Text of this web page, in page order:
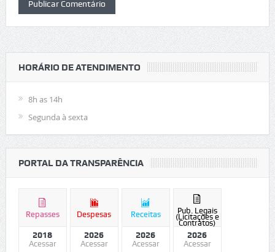
HORÁRIO DE ATENDIMENTO
8h as 14h
Segunda à sexta
PORTAL DA TRANSPARÊNCIA
Repasses
2018
Acessar
Despesas
2026
Acessar
Receitas
2026
Acessar
Pub. Legais
(Licitações e
Contratos)
2026
Acessar